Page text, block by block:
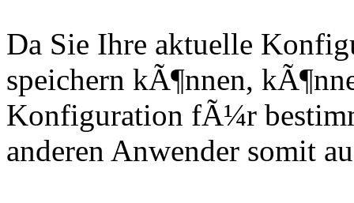
Da Sie Ihre aktuelle
speichern kÃ¶nnen,
Konfiguration fÃ¼r
anderen Anwender somit